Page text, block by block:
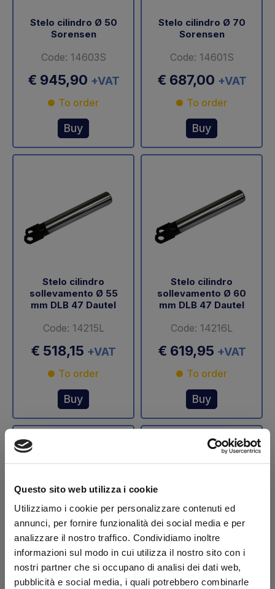
Questo sito web utilizza i cookie
Utilizziamo i cookie per personalizzare contenuti ed
annunci, per fornire funzionalità dei social media e per
analizzare il nostro traffico. Condividiamo inoltre
informazioni sul modo in cui utilizza il nostro sito con i
nostri partner che si occupano di analisi dei dati web,
pubblicità e social media, i quali potrebbero combinarle
Stelo cilindro Ø 50
Sorensen
Code: 14603S
€ 945,90 +VAT
To order
Buy
Stelo cilindro Ø 70
Sorensen
Code: 14601S
€ 687,00 +VAT
To order
Buy
Stelo cilindro
sollevamento Ø 55
mm DLB 47 Dautel
Code: 14215L
€ 518,15 +VAT
To order
Buy
Stelo cilindro
sollevamento Ø 60
mm DLB 47 Dautel
Code: 14216L
€ 619,95 +VAT
To order
Buy
Stelo cilindro
sollevamento Ø 70
mm DLB 47 Dautel
Stelo cilindro
sollevamento Ø 75
mm DLB 47 Dautel